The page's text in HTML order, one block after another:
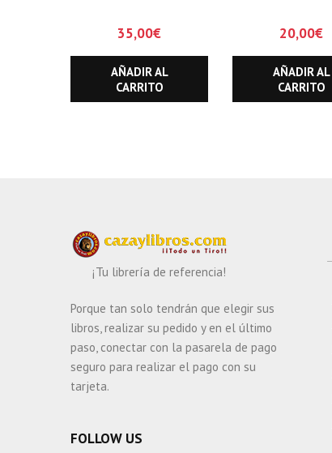
ARAGON
35,00€
AÑADIR AL
CARRITO
MADRID
20,00€
AÑADIR AL
CARRITO
¡Tu librería de referencia!
Porque tan solo tendrán que elegir sus
libros, realizar su pedido y en el último
paso, conectar con la pasarela de pago
seguro para realizar el pago con su
tarjeta.
FOLLOW US